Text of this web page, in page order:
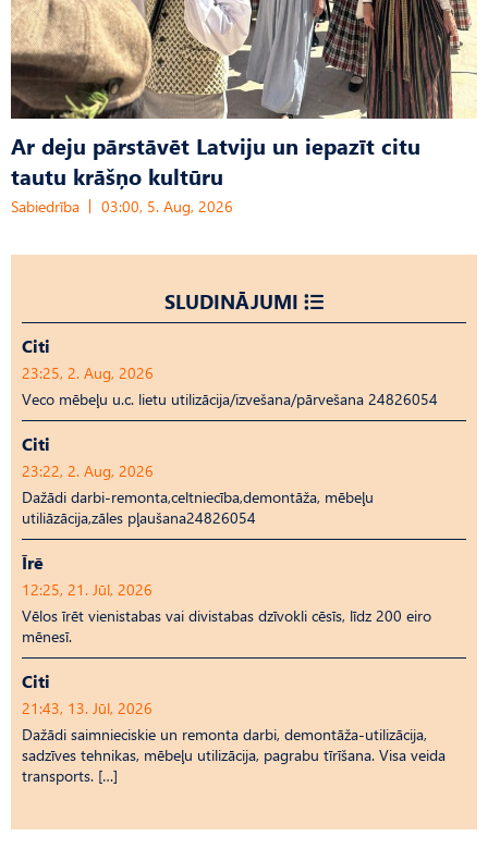
Ar deju pārstāvēt Latviju un iepazīt citu
tautu krāšņo kultūru
Sabiedrība 03:00, 5. Aug, 2026
SLUDINĀJUMI
Citi
23:25, 2. Aug, 2026
Veco mēbeļu u.c. lietu utilizācija/izvešana/pārvešana 24826054
Citi
23:22, 2. Aug, 2026
Dažādi darbi-remonta,celtniecība,demontāža, mēbeļu
utiliāzācija,zāles pļaušana24826054
Īrē
12:25, 21. Jūl, 2026
Vēlos īrēt vienistabas vai divistabas dzīvokli cēsīs, līdz 200 eiro
mēnesī.
Citi
21:43, 13. Jūl, 2026
Dažādi saimnieciskie un remonta darbi, demontāža-utilizācija,
sadzīves tehnikas, mēbeļu utilizācija, pagrabu tīrīšana. Visa veida
transports. […]